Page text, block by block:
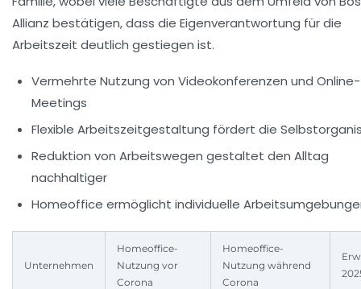
Allianz bestätigen, dass die Eigenverantwortung für die
Arbeitszeit deutlich gestiegen ist.
Vermehrte Nutzung von Videokonferenzen und Online-
Meetings
Flexible Arbeitszeitgestaltung fördert die
Reduktion von Arbeitswegen gestaltet den Alltag
nachhaltiger
Homeoffice ermöglicht individuelle
Unternehmen
Homeoffice-
Nutzung vor
Corona
Homeoffice-
Nutzung während
Corona